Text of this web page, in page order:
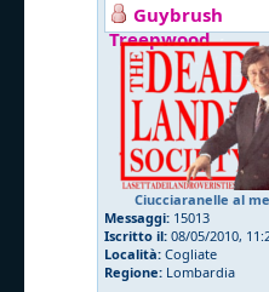
Guybrush
Treepwood
Ciucciaranelle al
Messaggi: 15013
Iscritto il: 08/05/2010,
Località: Cogliate
Regione: Lombardia